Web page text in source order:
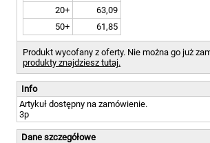
20+
63,09
50+
61,85
Produkt wycofany z oferty. Nie można go już
produkty znajdziesz tutaj.
Info
Artykuł dostępny na zamówienie.
3p
Dane szczegółowe